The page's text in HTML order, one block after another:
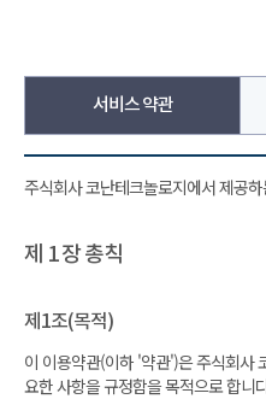
서비스 약관
주식회사 코난테크놀로지에서 제공
제 1 장 총칙
제1조(목적)
이 이용약관(이하 '약관')은 주식회
요한 사항을 규정함을 목적으로 합니